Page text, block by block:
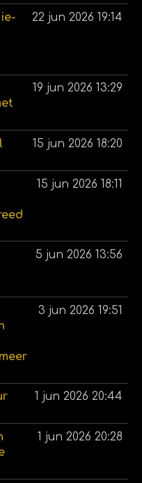
22 jun 2026 19:14
19 jun 2026 13:29
15 jun 2026 18:20
15 jun 2026 18:11
5 jun 2026 13:56
3 jun 2026 19:51
1 jun 2026 20:44
1 jun 2026 20:28